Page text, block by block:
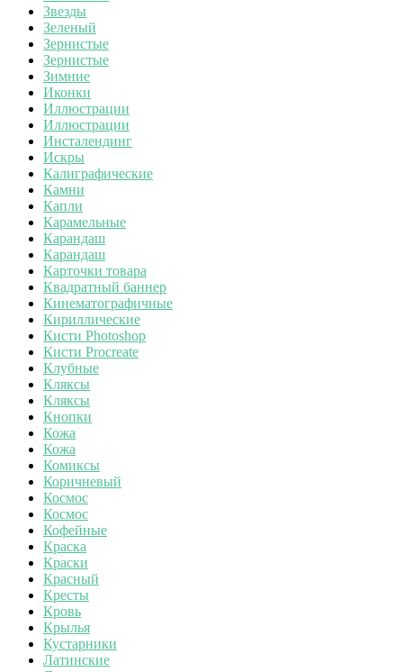
Звезды
Зеленый
Зернистые
Зернистые
Зимние
Иконки
Иллюстрации
Иллюстрации
Инсталендинг
Искры
Калиграфические
Камни
Капли
Карамельные
Карандаш
Карандаш
Карточки товара
Квадратный баннер
Кинематографичные
Кириллические
Кисти Photoshop
Кисти Procreate
Клубные
Кляксы
Кляксы
Кнопки
Кожа
Кожа
Комиксы
Коричневый
Космос
Космос
Кофейные
Краска
Краски
Красный
Кресты
Кровь
Крылья
Кустарники
Латинские